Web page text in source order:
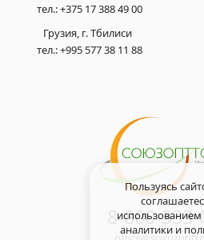
тел.:+375 17 388 49 00
Грузия, г. Тбилиси
тел.:+995 577 38 11 88
8-800-
Пользуясь
использованием
аналитики и